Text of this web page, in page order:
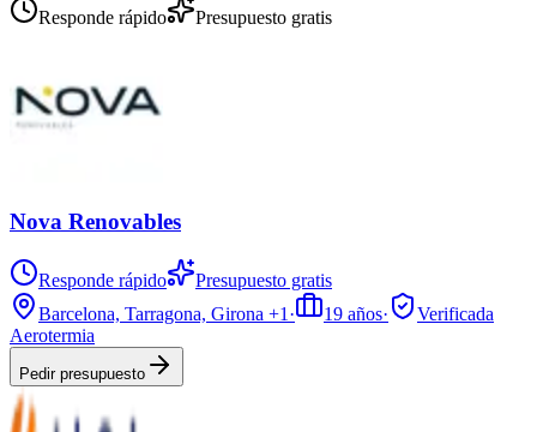
Responde rápido Presupuesto gratis
Nova Renovables
Responde rápido
Presupuesto gratis
Barcelona, Tarragona, Girona +1 · 19 años·
Verificada
Aerotermia
Pedir presupuesto